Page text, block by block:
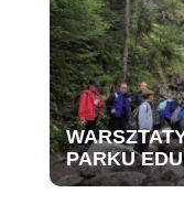
PARKU